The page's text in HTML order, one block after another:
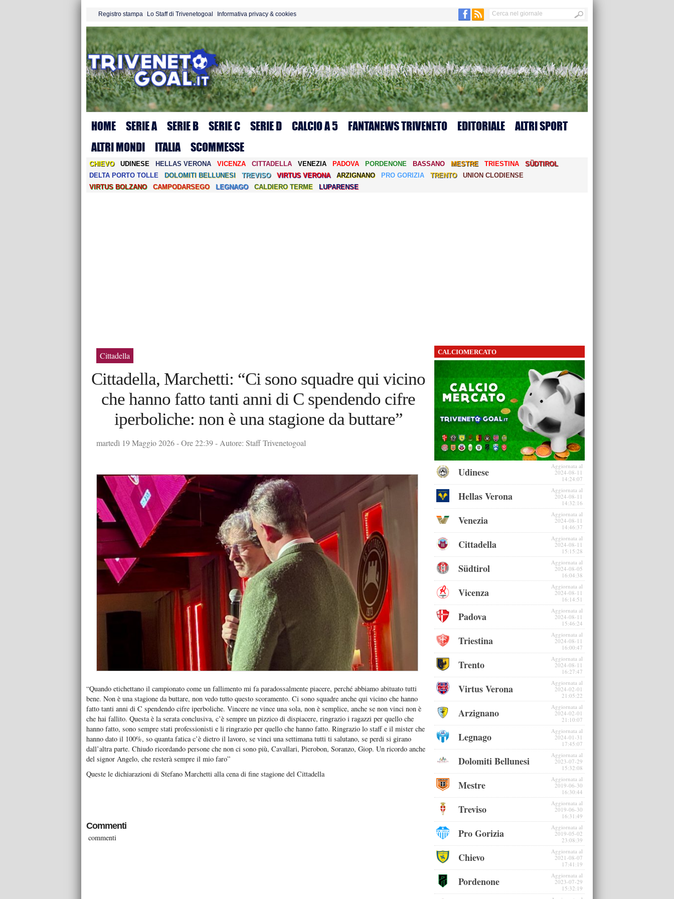
Registro stampa Lo Staff di Trivenetogoal Informativa privacy & cookies
HOME SERIE A SERIE B SERIE C SERIE D CALCIO A 5 FANTANEWS TRIVENETO EDITORIALE ALTRI SPORT
ALTRI MONDI ITALIA SCOMMESSE
CHIEVO UDINESE HELLAS VERONA VICENZA CITTADELLA VENEZIA PADOVA PORDENONE BASSANO MESTRE TRIESTINA
SÜDTIROL
DELTA PORTO TOLLE
DOLOMITI BELLUNESI TREVISO VIRTUS VERONA ARZIGNANO PRO GORIZIA TRENTO
UNION CLODIENSE
VIRTUS BOLZANO
CAMPODARSEGO LEGNAGO CALDIERO TERME LUPARENSE
Cittadella
Cittadella, Marchetti: “Ci sono squadre qui vicino
che hanno fatto tanti anni di C spendendo cifre
iperboliche: non è una stagione da buttare”
martedì 19 Maggio 2026 - Ore 22:39 - Autore: Staff Trivenetogoal
“Quando etichettano il campionato come un fallimento mi fa paradossalmente piacere, perché abbiamo abituato tutti
bene. Non è una stagione da buttare, non vedo tutto questo scoramento. Ci sono squadre anche qui vicino che hanno
fatto tanti anni di C spendendo cifre iperboliche. Vincere ne vince una sola, non è semplice, anche se non vinci non è
che hai fallito. Questa è la serata conclusiva, c’è sempre un pizzico di dispiacere, ringrazio i ragazzi per quello che
hanno fatto, sono sempre stati professionisti e li ringrazio per quello che hanno fatto. Ringrazio lo staff e il mister che
hanno dato il 100%, so quanta fatica c’è dietro il lavoro, se vinci una settimana tutti ti salutano, se perdi si girano
dall’altra parte. Chiudo ricordando persone che non ci sono più, Cavallari, Pierobon, Soranzo, Giop. Un ricordo anche
del signor Angelo, che resterà sempre il mio faro”
Queste le dichiarazioni di Stefano Marchetti alla cena di fine stagione del Cittadella
Commenti
commenti
CALCIOMERCATO
Udinese
Aggiornata al
2024-08-11
14:24:07
Hellas Verona
Aggiornata al
2024-08-11
14:32:16
Venezia
Aggiornata al
2024-08-11
14:46:37
Cittadella
Aggiornata al
2024-08-11
15:15:28
Südtirol
Aggiornata al
2024-08-05
16:04:38
Vicenza
Aggiornata al
2024-08-11
16:14:51
Padova
Aggiornata al
2024-08-11
15:46:24
Triestina
Aggiornata al
2024-08-11
16:00:47
Trento
Aggiornata al
2024-08-11
16:27:47
Virtus Verona
Aggiornata al
2024-02-01
21:05:22
Arzignano
Aggiornata al
2024-02-01
21:10:07
Legnago
Aggiornata al
2024-01-31
17:45:07
Dolomiti Bellunesi
Aggiornata al
2023-07-29
15:32:08
Mestre
Aggiornata al
2019-06-30
16:30:44
Treviso
Aggiornata al
2019-06-30
16:31:49
Pro Gorizia
Aggiornata al
2019-05-02
23:08:39
Chievo
Aggiornata al
2021-08-07
17:41:19
Pordenone
Aggiornata al
2023-07-29
15:32:19